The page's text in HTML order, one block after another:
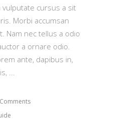
vulputate cursus a sit
Morbi accumsan
Nam nec tellus a odio
a ornare odio.
ante, dapibus in,